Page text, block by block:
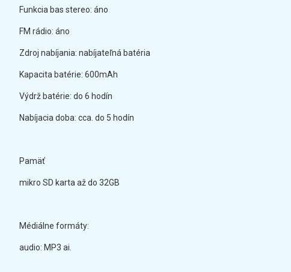
Funkcia bas stereo: áno
FM rádio: áno
Zdroj nabíjania: nabíjateľná batéria
Kapacita batérie: 600mAh
Výdrž batérie: do 6 hodín
Nabíjacia doba: cca. do 5 hodín
Pamäť
mikro SD karta až do 32GB
Médiálne formáty:
audio: MP3 ai.